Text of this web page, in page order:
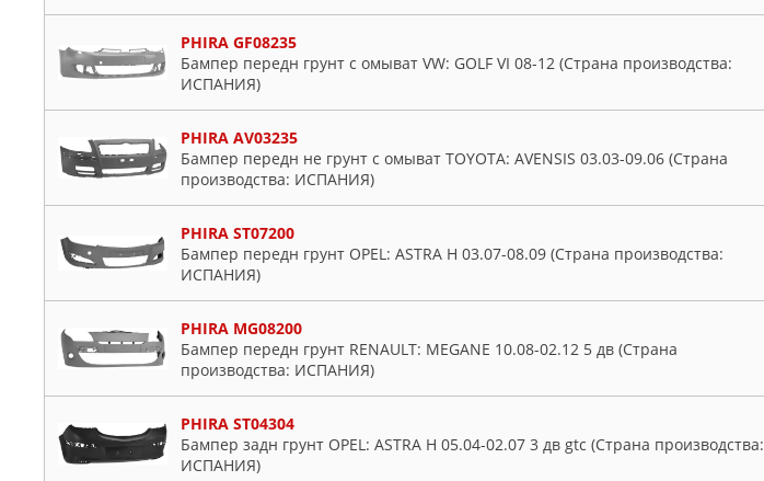
PHIRA GF08235
Бампер передн грунт с омыват VW: GOLF VI 08-12 (Страна производства:
ИСПАНИЯ)
PHIRA AV03235
Бампер передн не грунт с омыват TOYOTA: AVENSIS 03.03-09.06 (Страна
производства: ИСПАНИЯ)
PHIRA ST07200
Бампер передн грунт OPEL: ASTRA H 03.07-08.09 (Страна производства:
ИСПАНИЯ)
PHIRA MG08200
Бампер передн грунт RENAULT: MEGANE 10.08-02.12 5 дв (Страна
производства: ИСПАНИЯ)
PHIRA ST04304
Бампер задн грунт OPEL: ASTRA H 05.04-02.07 3 дв gtc (Страна производства:
ИСПАНИЯ)